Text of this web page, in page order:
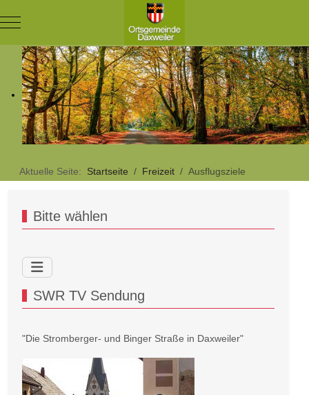
Mobile Menu Toggle
Aktuelle Seite: Startseite Freizeit Ausflugsziele
Bitte wählen
SWR TV Sendung
"Die Stromberger- und Binger Straße in Daxweiler"